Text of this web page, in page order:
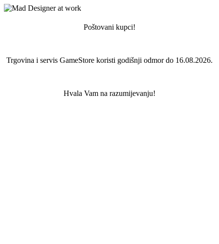
Poštovani kupci!
Trgovina i servis GameStore koristi godišnji odmor do 16.08.2026.
Hvala Vam na razumijevanju!